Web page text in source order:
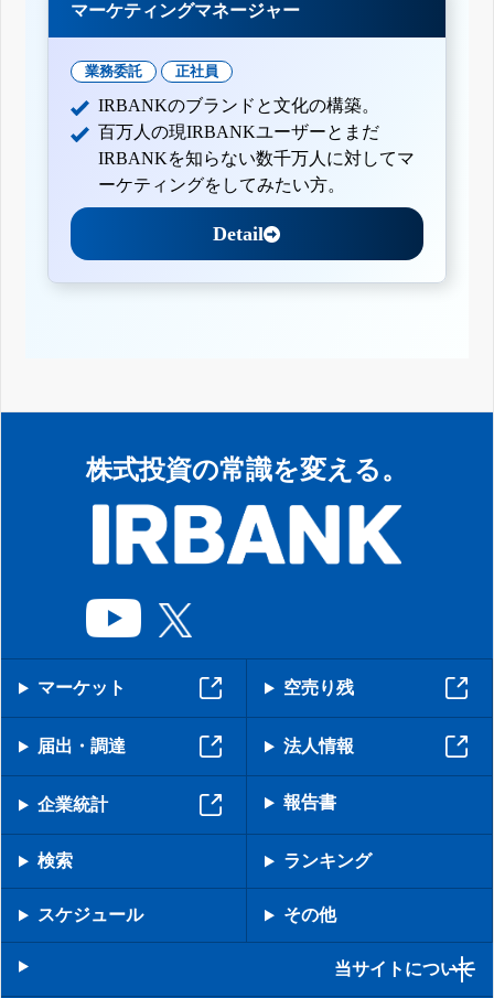
マーケティングマネージャー
業務委託 正社員
IRBANKのブランドと文化の構築。
百万人の現IRBANKユーザーとまだ
IRBANKを知らない数千万人に対してマ
ーケティングをしてみたい方。
Detail
株式投資の常識を変える。
マーケット 空売り残
届出・調達 法人情報
企業統計 報告書
検索 ランキング
スケジュール その他
当サイトについて